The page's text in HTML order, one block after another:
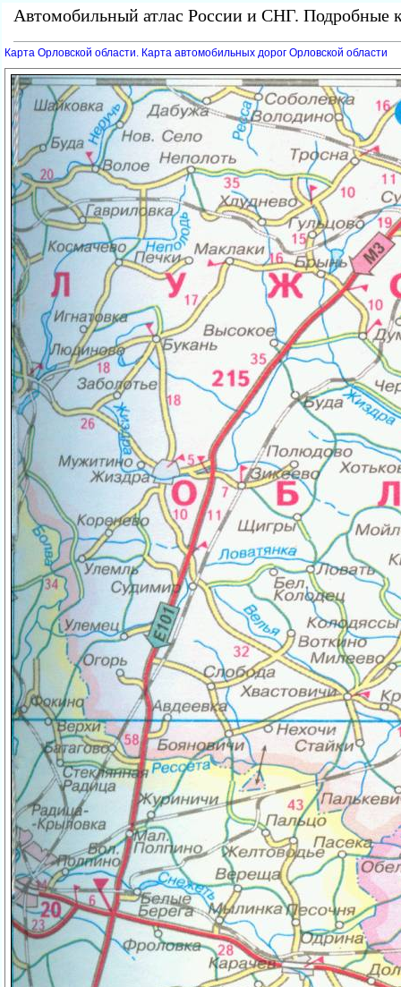
Автомобильный атлас России и СНГ. Подробные
Карта Орловской области. Карта автомобильных дорог Орловской области